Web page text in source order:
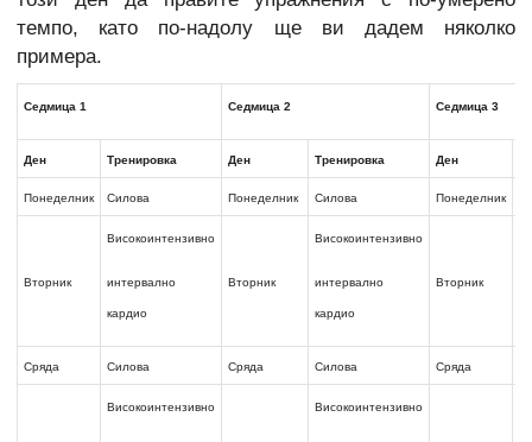
темпо, като по-надолу ще ви дадем няколко
примера.
Седмица 1 Седмица 2 Седмица 3
Ден Тренировка Ден Тренировка Ден
Понеделник Силова Понеделник Силова Понеделник
Вторник
Високоинтензивно
интервално
кардио
Вторник
Високоинтензивно
интервално
кардио
Вторник
Сряда Силова Сряда Силова Сряда
Високоинтензивно Високоинтензивно